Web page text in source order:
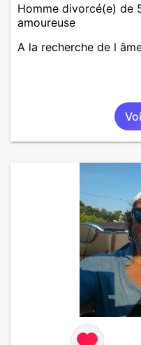
Homme divorcé(e) de
amoureuse
A la recherche de l